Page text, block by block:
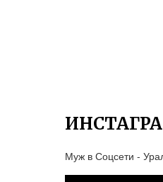
Муж в Соцсети -